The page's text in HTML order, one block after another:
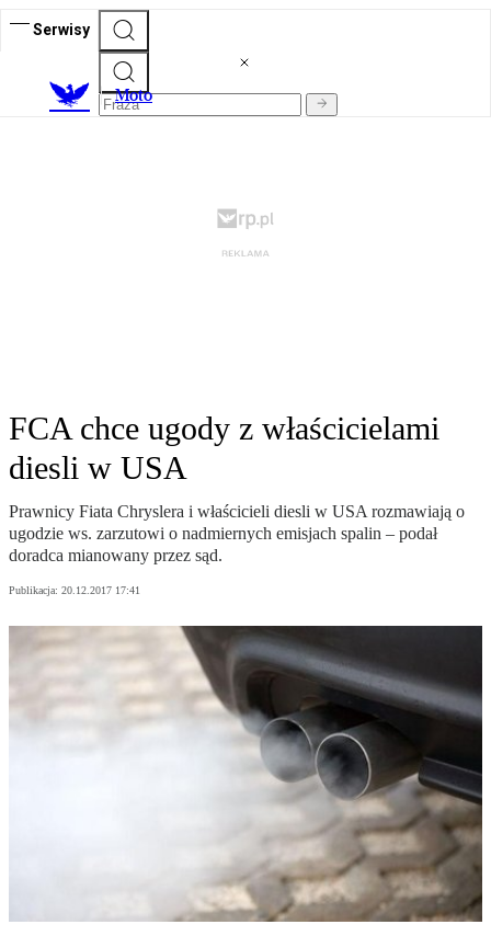
Serwisy
Moto
FCA chce ugody z właścicielami
diesli w USA
Prawnicy Fiata Chryslera i właścicieli diesli w USA rozmawiają o
ugodzie ws. zarzutowi o nadmiernych emisjach spalin – podał
doradca mianowany przez sąd.
Publikacja: 20.12.2017 17:41